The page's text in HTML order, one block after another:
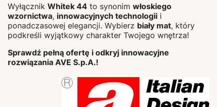
Wyłącznik Whitek 44 to synonim włoskiego
wzornictwa, innowacyjnych technologii i
ponadczasowej elegancji. Wybierz biały mat, który
podkreśli wyjątkowy charakter Twojego wnętrza!
Sprawdź pełną ofertę i odkryj innowacyjne
rozwiązania AVE S.p.A.!